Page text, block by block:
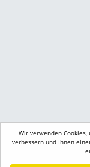
Wir verwenden
verbessern und Ihnen